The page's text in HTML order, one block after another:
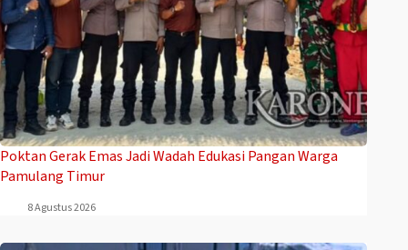
Poktan Gerak Emas Jadi Wadah Edukasi Pangan Warga
Pamulang Timur
8 Agustus 2026